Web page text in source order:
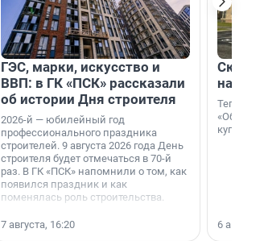
ГЭС, марки, искусство и
ВВП: в ГК «ПСК» рассказали
об истории Дня строителя
2026-й — юбилейный год
профессионального праздника
строителей. 9 августа 2026 года День
строителя будет отмечаться в 70-й
раз. В ГК «ПСК» напомнили о том, как
появился праздник и как
поменялась роль строительства.
7 августа, 16:20
на
Теперь
купить
6